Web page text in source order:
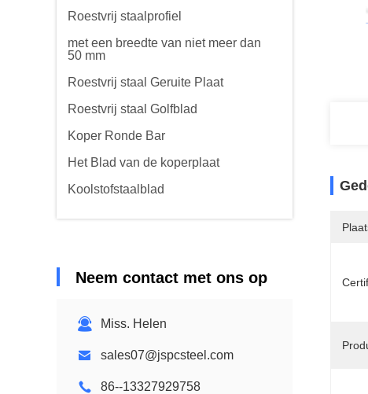
Roestvrij staalprofiel
met een breedte van niet meer dan
50 mm
Roestvrij staal Geruite Plaat
Roestvrij staal Golfblad
Koper Ronde Bar
Het Blad van de koperplaat
Koolstofstaalblad
Neem contact met ons op
Miss. Helen
sales07@jspcsteel.com
86--13327929758